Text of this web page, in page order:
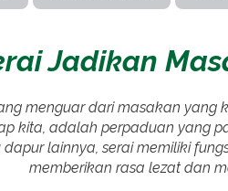
Jadikan
menguar dari masakan
kita, adalah perpaduan yang
lainnya, serai memiliki
memberikan rasa lezat dan